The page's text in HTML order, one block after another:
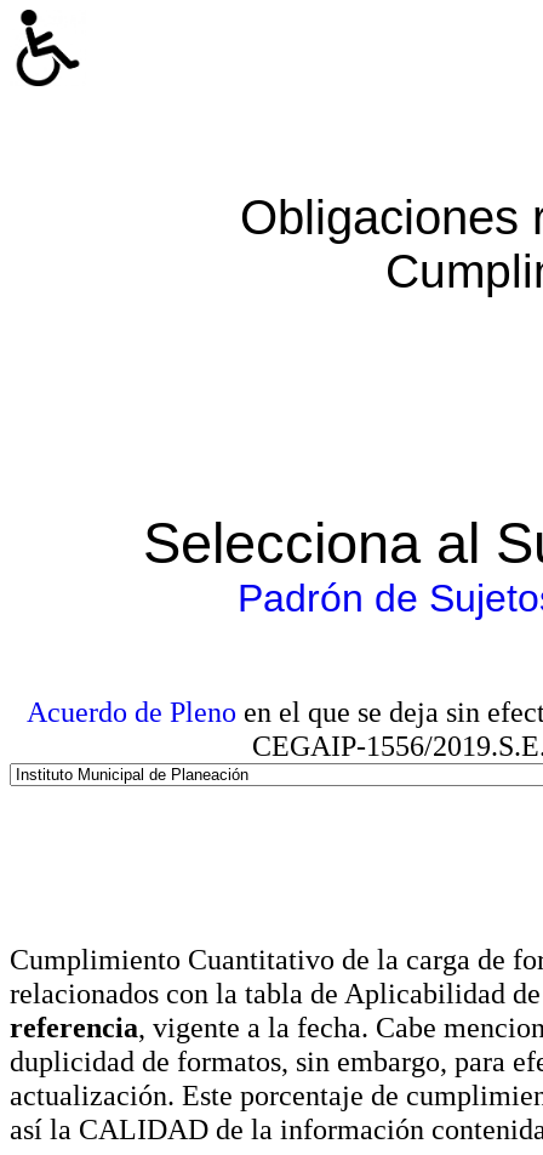
Obligaciones
Selecciona al
Padrón de
Acuerdo de Pleno en el que se deja sin
CEGAIP-1556/
Cumplimiento Cuantitativo de la carga de
relacionados con la tabla de Aplicabilidad
referencia, vigente a la fecha. Cabe
duplicidad de formatos, sin embargo, para
actualización. Este porcentaje de
así la CALIDAD de la información